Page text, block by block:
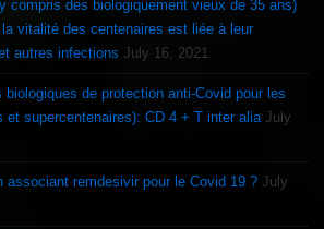
compris des biologiquement vieux de 35 ans)
vitalité des centenaires est liée à leur
autres infections July 16, 2021
de protection anti-Covid pour les
et supercentenaires): CD 4 + T inter alia July
associant remdesivir pour le Covid 19 ? July